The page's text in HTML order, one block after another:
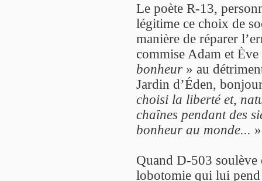
Le poète R-13,
légitime ce choix de
manière de réparer
commise Adam et
bonheur » au
Jardin d’Éden,
choisi la liberté et,
chaînes pendant des
bonheur au monde... »
Quand D-503 soulève
lobotomie qui lui pend